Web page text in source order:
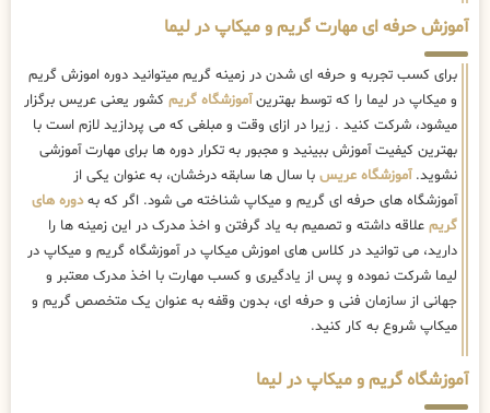
آموزش حرفه ای مهارت گریم و میکاپ در لیما
برای کسب تجربه و حرفه ای شدن در زمینه گریم میتوانید دوره اموزش گریم
و میکاپ در لیما را که توسط بهترینآموزشگاه گریم کشور یعنی عریس برگزار
میشود، شرکت کنید . زیرا در ازای وقت و مبلغی که می پردازید لازم است با
بهترین کیفیت آموزش ببینید و مجبور به تکرار دوره ها برای مهارت آموزشی
نشوید.آموزشگاه عریس با سال ها سابقه درخشان، به عنوان یکی از
آموزشگاه های حرفه ای گریم و میکاپ شناخته می شود. اگر که بهدوره های
گریم علاقه داشته و تصمیم به یاد گرفتن و اخذ مدرک در این زمینه ها را
دارید، می توانید در کلاس های اموزش میکاپ در آموزشگاه گریم و میکاپ در
لیما شرکت نموده و پس از یادگیری و کسب مهارت با اخذ مدرک معتبر و
جهانی از سازمان فنی و حرفه ای، بدون وقفه به عنوان یک متخصص گریم و
میکاپ شروع به کار کنید.
آموزشگاه گریم و میکاپ در لیما